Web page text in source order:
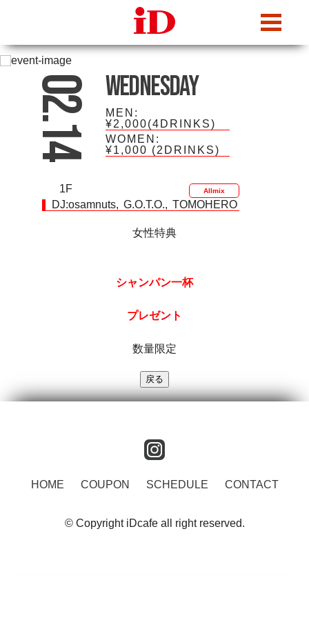
02.14 Wednesday
MEN:
¥2,000(4DRINKS)
WOMEN:
¥1,000 (2DRINKS)
1F Allmix
DJ:osamnuts G.O.T.O. TOMOHERO
女性特典
シャンパン一杯
プレゼント
数量限定
HOME COUPON SCHEDULE CONTACT
© Copyright iDcafe all right reserved.